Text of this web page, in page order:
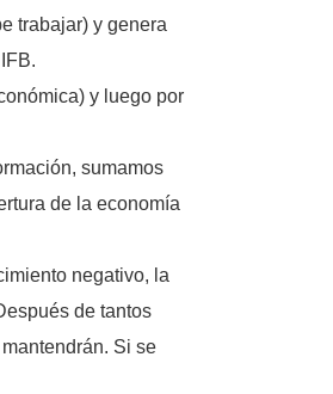
trabajar) y genera
y luego por
sumamos
de la economía
negativo, la
de tantos
Si se